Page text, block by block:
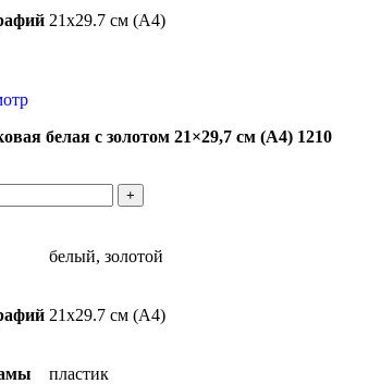
21х29.7 см (А4)
белая с золотом 21×29,7 см (А4) 1210
белый, золотой
21х29.7 см (А4)
пластик